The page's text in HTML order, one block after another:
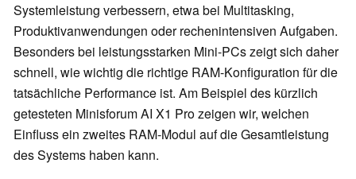
Systemleistung verbessern, etwa bei Multitasking,
Produktivanwendungen oder rechenintensiven Aufgaben.
Besonders bei leistungsstarken Mini-PCs zeigt sich daher
schnell, wie wichtig die richtige RAM-Konfiguration für die
tatsächliche Performance ist. Am Beispiel des kürzlich
getesteten Minisforum AI X1 Pro zeigen wir, welchen
Einfluss ein zweites RAM-Modul auf die Gesamtleistung
des Systems haben kann.